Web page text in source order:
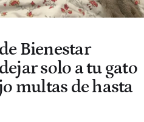
Bienestar
solo a tu gato
multas de hasta